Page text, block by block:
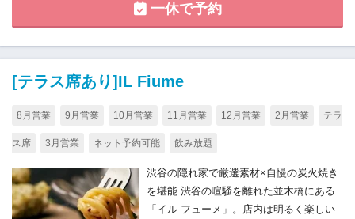
一休で予約
[テラス席あり]IL Fiume
8月営業 9月営業 10月営業 11月営業 12月営業 2月営業 テラ
ス席 3月営業 ネット予約可能 飲み放題
渋谷の隠れ家で厳選素材×自慢の炭火焼き
を堪能 渋谷の喧騒を離れた並木橋にある
「イル フューメ」。店内は明るく楽しい